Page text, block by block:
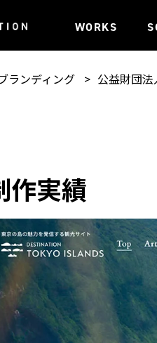
WORKS
ランディング 公益財団
作実績